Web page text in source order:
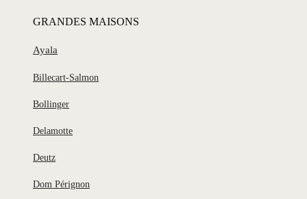
GRANDES MAISONS
Ayala
Billecart-Salmon
Bollinger
Delamotte
Deutz
Dom Pérignon